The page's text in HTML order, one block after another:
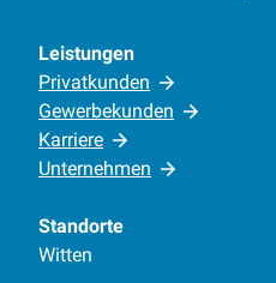
Leistungen
Privatkunden
Gewerbekunden
Karriere
Unternehmen
Standorte
Witten